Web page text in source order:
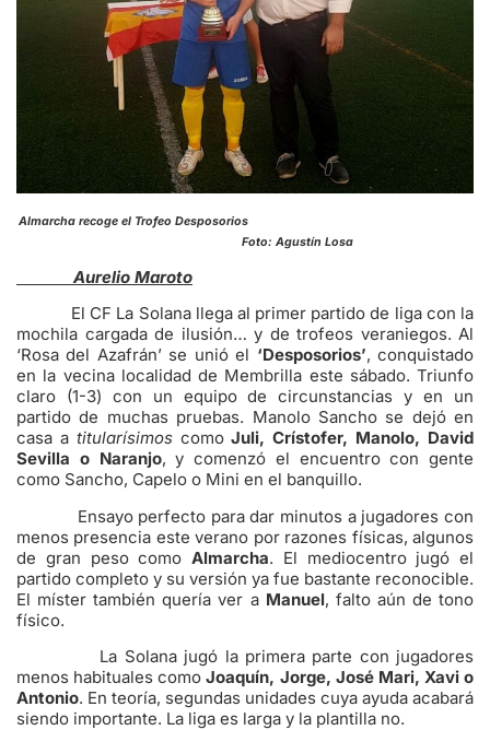
Almarcha recoge el Trofeo Desposorios
Foto: Agustín Losa
Aurelio Maroto
El CF La Solana llega al primer partido de liga con la
mochila cargada de ilusión… y de trofeos veraniegos. Al
‘Rosa del Azafrán’ se unió el ‘Desposorios’, conquistado
en la vecina localidad de Membrilla este sábado. Triunfo
claro (1-3) con un equipo de circunstancias y en un
partido de muchas pruebas. Manolo Sancho se dejó en
casa a titularísimoscomoJuli, Crístofer, Manolo, David
Sevilla o Naranjo, y comenzó el encuentro con gente
como Sancho, Capelo o Mini en el banquillo.
Ensayo perfecto para dar minutos a jugadores con
menos presencia este verano por razones físicas, algunos
de gran peso como Almarcha. El mediocentro jugó el
partido completo y su versión ya fue bastante reconocible.
El míster también quería ver a Manuel, falto aún de tono
físico.
La Solana jugó la primera parte con jugadores
menos habituales como Joaquín, Jorge, José Mari, Xavi o
Antonio. En teoría, segundas unidades cuya ayuda acabará
siendo importante. La liga es larga y la plantilla no.